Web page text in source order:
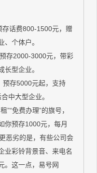
存话费800-1500元，赠
、个体户。
存2000-3000元，带彩
长型企业。
预存5000元起，支持
中大型企业。
”“免费办理”的旗号，
你预存1000元，每月
恶劣的是，有些公司会
业彩铃背景音、来电名
。这一点，易号网